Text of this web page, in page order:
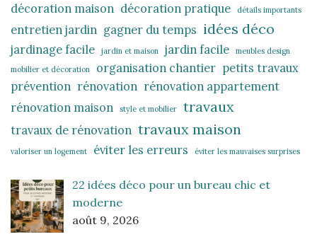
décoration maison décoration pratique détails importants
entretien jardin gagner du temps idées déco
jardinage facile jardin et maison jardin facile
meubles design
mobilier et décoration
organisation chantier petits travaux
prévention rénovation rénovation appartement
rénovation maison
style et mobilier travaux
travaux de rénovation travaux maison
valoriser un logement éviter les erreurs éviter les mauvaises surprises
22 idées déco pour un bureau chic et
moderne
août 9, 2026